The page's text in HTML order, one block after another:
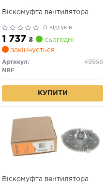
Віскомуфта вентилятора
0 відгуків
1 737 ₴
сьогодні
закінчується
Артикул:
49566
NRF
КУПИТИ
Віскомуфта вентилятора